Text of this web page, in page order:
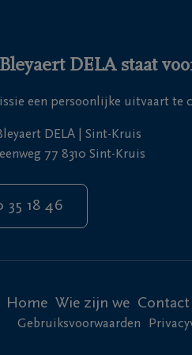
DELA staat
een persoonlijke uitvaart te
DELA | Sint-Kruis
77 8310 Sint-Kruis
35 18 46
Home Wie zijn we Contact
Gebruiksvoorwaarden